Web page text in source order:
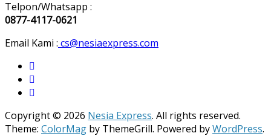
Telpon/Whatsapp :
0877-4117-0621
Email Kami : cs@nesiaexpress.com
Copyright © 2026 Nesia Express. All rights reserved.
Theme: ColorMag by ThemeGrill. Powered byWordPress.